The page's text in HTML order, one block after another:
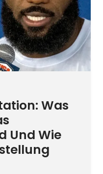
Български
Svenska
Was
Und Wie